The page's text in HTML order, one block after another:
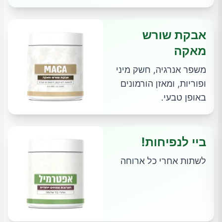
אבקת שורש
מאקה
משפר אנרגיה, חשק מיני
ופוריות, ומאזן הורמונים
באופן טבעי.
ביי לנפיחות!
לשתות אחרי כל ארוחה